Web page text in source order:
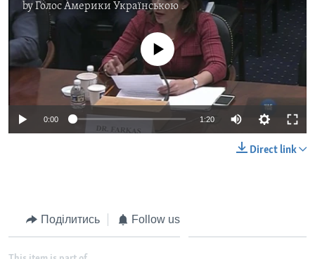
byГолос Америки Українською
No media source currently available
0:00 1:20
Direct link
Поділитись Follow us